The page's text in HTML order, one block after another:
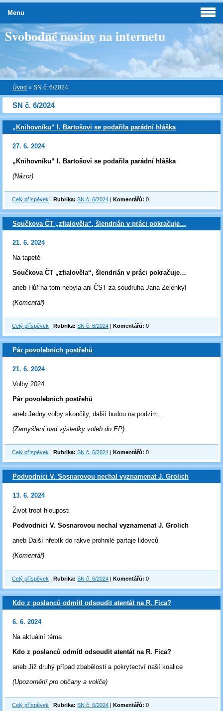
Svobodné noviny na internetu
Úvod » SN č. 6/2024
SN č. 6/2024
„Knihovníku“ I. Bartošovi se podařila parádní hláška
27. 6. 2024
„Knihovníku“ I. Bartošovi se podařila parádní hláška
(Názor)
Celý příspěvek |Rubrika: SN č. 6/2024 |Komentářů: 0
Součkova ČT „zfialověla“, šlendrián v práci pokračuje…
21. 6. 2024
Na tapetě
Součkova ČT „zfialověla“, šlendrián v práci pokračuje…
aneb Hůř na tom nebyla ani ČST za soudruha Jana Zelenky!
(Komentář)
Celý příspěvek |Rubrika: SN č. 6/2024 |Komentářů: 0
Pár povolebních postřehů
21. 6. 2024
Volby 2024
Pár povolebních postřehů
aneb Jedny volby skončily, další budou na podzim…
(Zamyšlení nad výsledky voleb do EP)
Celý příspěvek |Rubrika: SN č. 6/2024 |Komentářů: 0
Podvodnici V. Sosnarovou nechal vyznamenat J. Grolich
13. 6. 2024
Život tropí hlouposti
Podvodnici V. Sosnarovou nechal vyznamenat J. Grolich
aneb Další hřebík do rakve prohnilé partaje lidovců
(Komentář)
Celý příspěvek |Rubrika: SN č. 6/2024 |Komentářů: 0
Kdo z poslanců odmítl odsoudit atentát na R. Fica?
6. 6. 2024
Na aktuální téma
Kdo z poslanců odmítl odsoudit atentát na R. Fica?
aneb Již druhý případ zbabělosti a pokrytectví naší koalice
(Upozornění pro občany a voliče)
Celý příspěvek |Rubrika: SN č. 6/2024 |Komentářů: 0
Menu